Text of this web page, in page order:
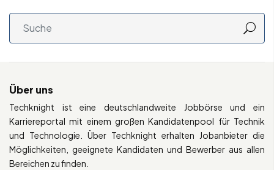
Über uns
Techknight ist eine deutschlandweite Jobbörse und ein
Karriereportal mit einem großen Kandidatenpool für Technik
und Technologie. Über Techknight erhalten Jobanbieter die
Möglichkeiten, geeignete Kandidaten und Bewerber aus allen
Bereichen zu finden.